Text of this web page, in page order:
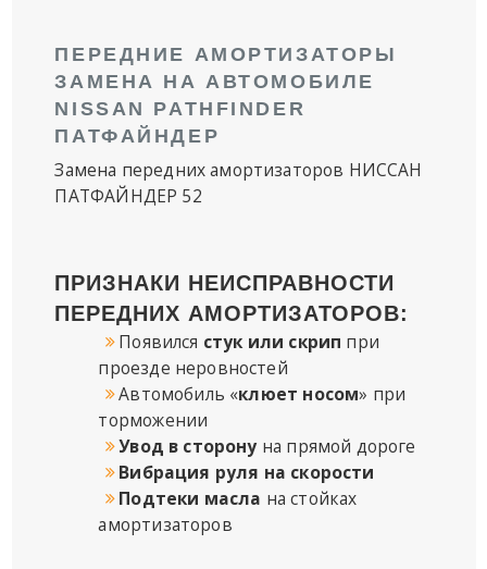
ПЕРЕДНИЕ АМОРТИЗАТОРЫ
ЗАМЕНА НА АВТОМОБИЛЕ
NISSAN PATHFINDER
ПАТФАЙНДЕР
Замена передних амортизаторов НИССАН
ПАТФАЙНДЕР 52
ПРИЗНАКИ НЕИСПРАВНОСТИ
ПЕРЕДНИХ АМОРТИЗАТОРОВ:
Появился стук или скрип при
проезде неровностей
Автомобиль «клюет носом» при
торможении
Увод в сторонуна прямой дороге
Вибрация руля на скорости
Подтеки масла на стойках
амортизаторов